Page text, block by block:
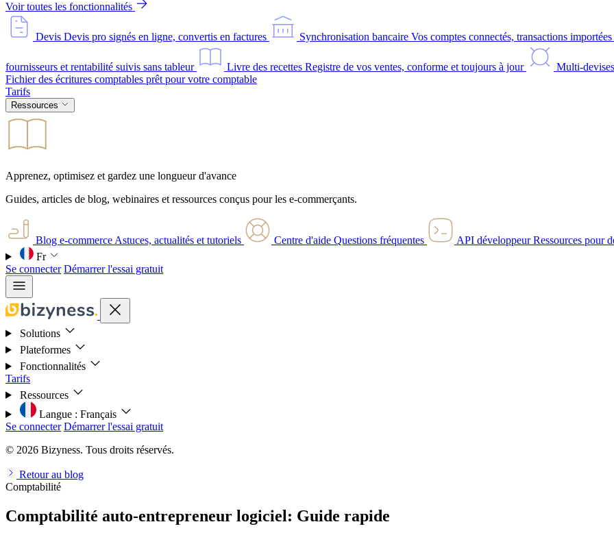
Voir toutes les fonctionnalités
Devis Devis pro signés en ligne, convertis en factures Synchronisation bancaire Vos comptes connectés, transactions
fournisseurs et rentabilité suivis sans tableur Livre des recettes Registre de vos ventes, conforme et toujours à jour Multi-devises
Fichier des écritures comptables prêt pour votre comptable
Tarifs
Ressources
Apprenez, optimisez et gardez une longueur d'avance
Guides, articles de blog, webinaires et ressources conçus pour les e-commerçants.
Blog e-commerce Astuces, actualités et tutoriels Centre d'aide Questions fréquentes API développeurRessources pour
Fr
Se connecter Démarrer l'essai gratuit
Solutions
Plateformes
Fonctionnalités
Tarifs
Ressources
Langue : Français
Se connecter Démarrer l'essai gratuit
© 2026 Bizyness. Tous droits réservés.
Retour au blog
Comptabilité
Comptabilité auto-entrepreneur logiciel: Guide rapide